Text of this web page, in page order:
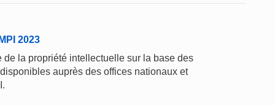
2023
la propriété intellectuelle sur la base des
auprès des offices nationaux et